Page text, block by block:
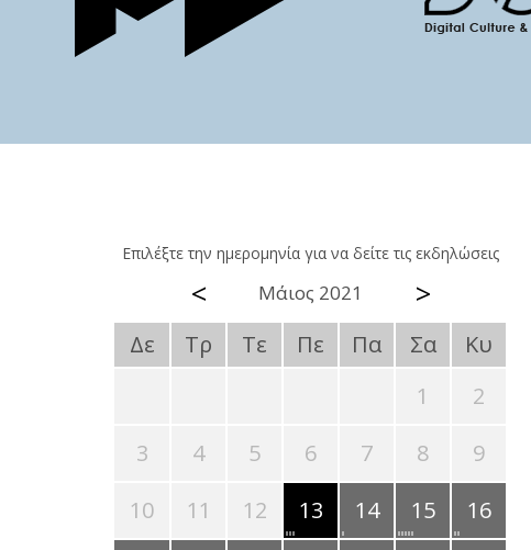
Επιλέξτε την ημερομηνία για να δείτε τις εκδηλώσεις
< Μάιος 2021 >
Δε Τρ Τε Πε Πα Σα
Κυ
1
2
3
4 5 6 7 8
9
10
11 12 13 14 15
16